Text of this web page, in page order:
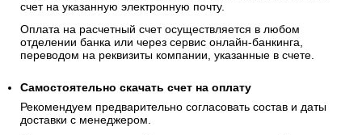
счет на указанную электронную почту.
Оплата на расчетный счет осуществляется в любом
отделении банка или через сервис онлайн-банкинга,
переводом на реквизиты компании, указанные в счете.
Самостоятельно скачать счет на оплату
Рекомендуем предварительно согласовать состав и даты
доставки с менеджером.